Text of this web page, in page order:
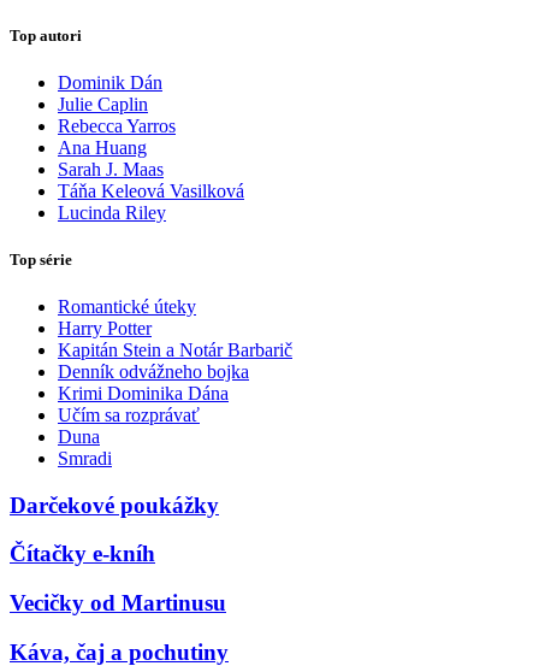
Top autori
Dominik Dán
Julie Caplin
Rebecca Yarros
Ana Huang
Sarah J. Maas
Táňa Keleová Vasilková
Lucinda Riley
Top série
Romantické úteky
Harry Potter
Kapitán Stein a Notár Barbarič
Denník odvážneho bojka
Krimi Dominika Dána
Učím sa rozprávať
Duna
Smradi
Darčekové poukážky
Čítačky e-kníh
Vecičky od Martinusu
Káva, čaj a pochutiny